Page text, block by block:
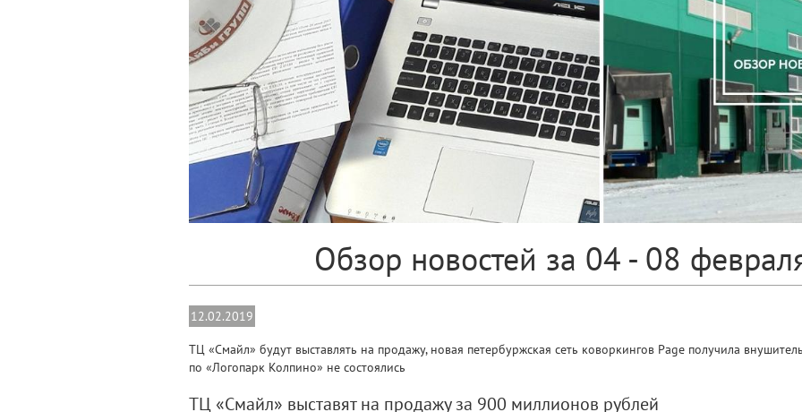
Обзор новостей за 04 - 08
12.02.2019
ТЦ «Смайл» будут выставлять на продажу, новая петербуржская сеть коворкингов Page получила
по «Логопарк Колпино» не состоялись
ТЦ «Смайл» выставят на продажу за 900 миллионов рублей